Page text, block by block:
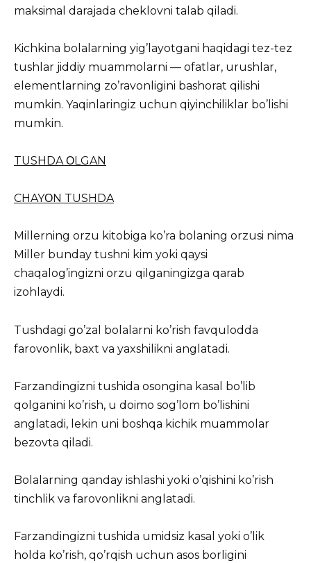
maksimal darajada cheklovni talab qiladi.
Kichkina bolalarning yig’layotgani haqidagi tez-tez
tushlar jiddiy muammolarni — ofatlar, urushlar,
elementlarning zo’ravonligini bashorat qilishi
mumkin. Yaqinlaringiz uchun qiyinchiliklar bo’lishi
mumkin.
TUSHDA ΟLGAN
CHAYΟN TUSHDA
Millerning orzu kitobiga ko’ra bolaning orzusi nima
Miller bunday tushni kim yoki qaysi
chaqalog’ingizni orzu qilganingizga qarab
izohlaydi.
Tushdagi go’zal bolalarni ko’rish favqulodda
farovonlik, baxt va yaxshilikni anglatadi.
Farzandingizni tushida osongina kasal bo’lib
qolganini ko’rish, u doimo sog’lom bo’lishini
anglatadi, lekin uni boshqa kichik muammolar
bezovta qiladi.
Bolalarning qanday ishlashi yoki o’qishini ko’rish
tinchlik va farovonlikni anglatadi.
Farzandingizni tushida umidsiz kasal yoki o’lik
holda ko’rish, qo’rqish uchun asos borligini